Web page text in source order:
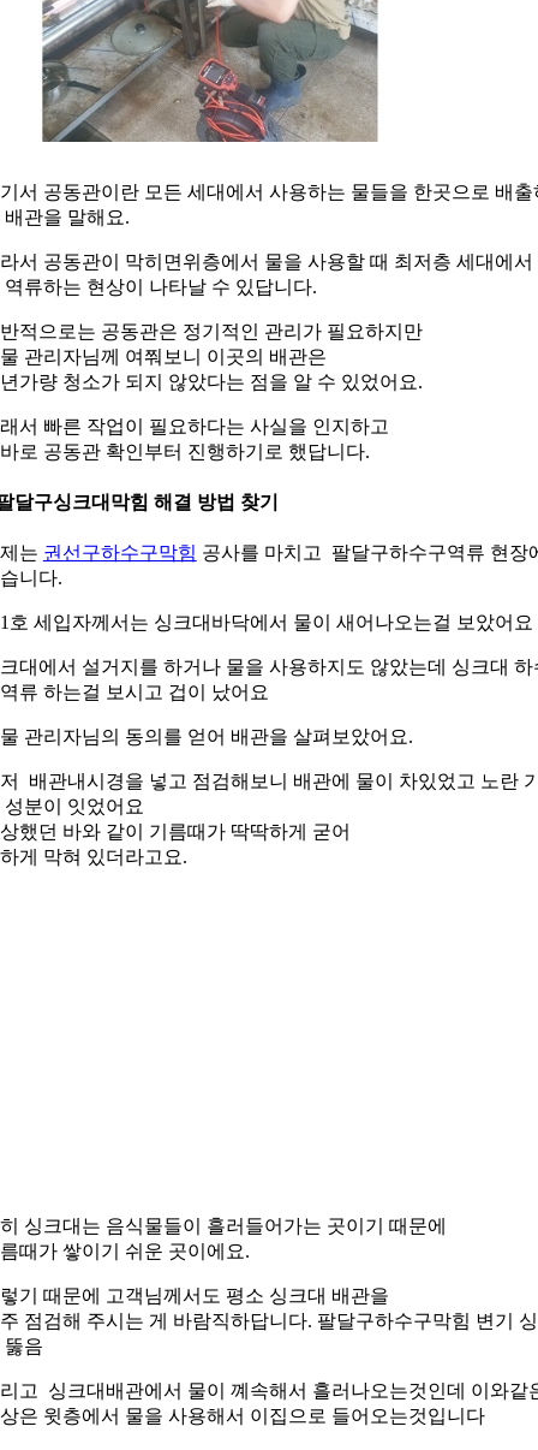
서 공동관이란 모든 세대에서 사용하는 물들을 한곳으로 배출
배관을 말해요.
서 공동관이 막히면위층에서 물을 사용할 때 최저층 세대에서
역류하는 현상이 나타날 수 있답니다.
적으로는 공동관은 정기적인 관리가 필요하지만
관리자님께 여쭤보니 이곳의 배관은
가량 청소가 되지 않았다는 점을 알 수 있었어요.
서 빠른 작업이 필요하다는 사실을 인지하고
로 공동관 확인부터 진행하기로 했답니다.
달구싱크대막힘 해결 방법 찾기
는 권선구하수구막힘 공사를 마치고 팔달구하수구역류 현장
니다.
호 세입자께서는 싱크대바닥에서 물이 새어나오는걸 보았어요
대에서 설거지를 하거나 물을 사용하지도 않았는데 싱크대 하
류 하는걸 보시고 겁이 났어요
관리자님의 동의를 얻어 배관을 살펴보았어요.
배관내시경을 넣고 점검해보니 배관에 물이 차있었고 노란
성분이 잇었어요
했던 바와 같이 기름때가 딱딱하게 굳어
게 막혀 있더라고요.
싱크대는 음식물들이 흘러들어가는 곳이기 때문에
때가 쌓이기 쉬운 곳이에요.
기 때문에 고객님께서도 평소 싱크대 배관을
점검해 주시는 게 바람직하답니다. 팔달구하수구막힘 변기
뚫음
고 싱크대배관에서 물이 꼐속해서 흘러나오는것인데 이와같
은 윗층에서 물을 사용해서 이집으로 들어오는것입니다